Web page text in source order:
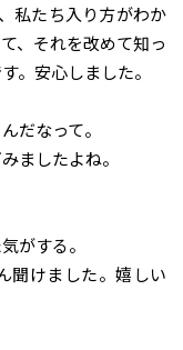
私たち入り方がわか
、それを改めて知っ
。安心しました。
だなって。
ましたよね。
がする。
聞けました。嬉しい